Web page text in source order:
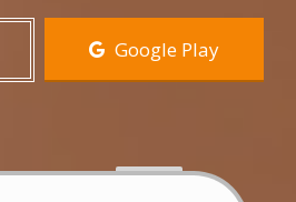
Google Play